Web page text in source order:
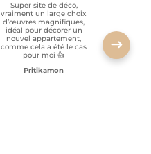
Super site de déco,
vraiment un large choix
d’œuvres magnifiques,
idéal pour décorer un
nouvel appartement,
comme cela a été le cas
pour moi 👍
Pritikamon